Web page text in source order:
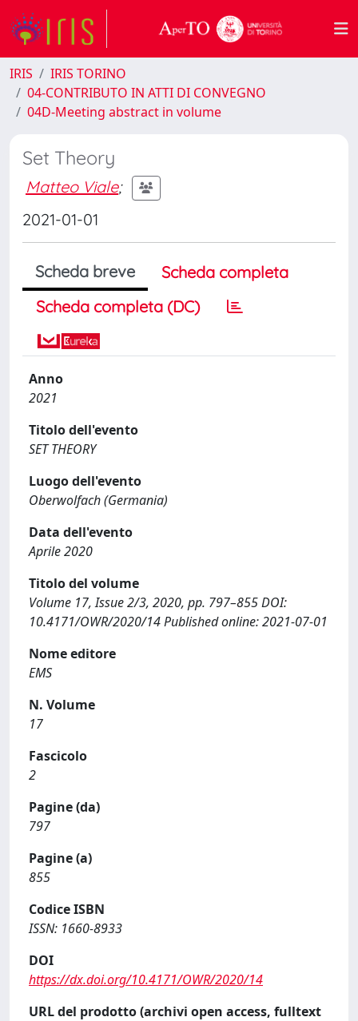
IRIS
IRIS TORINO
04-CONTRIBUTO IN ATTI DI CONVEGNO
04D-Meeting abstract in volume
Set Theory
Matteo Viale;
2021-01-01
Scheda breve
Scheda completa
Scheda completa (DC)
Anno
2021
Titolo dell'evento
SET THEORY
Luogo dell'evento
Oberwolfach (Germania)
Data dell'evento
Aprile 2020
Titolo del volume
Volume 17, Issue 2/3, 2020, pp. 797–855 DOI:
10.4171/OWR/2020/14 Published online: 2021-07-01
Nome editore
EMS
N. Volume
17
Fascicolo
2
Pagine (da)
797
Pagine (a)
855
Codice ISBN
ISSN: 1660-8933
DOI
https://dx.doi.org/10.4171/OWR/2020/14
URL del prodotto (archivi open access, fulltext